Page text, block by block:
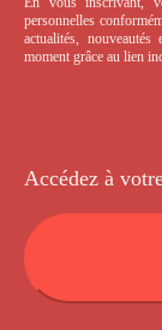
personnelles
actualités,
moment grâce au lien
Accédez à